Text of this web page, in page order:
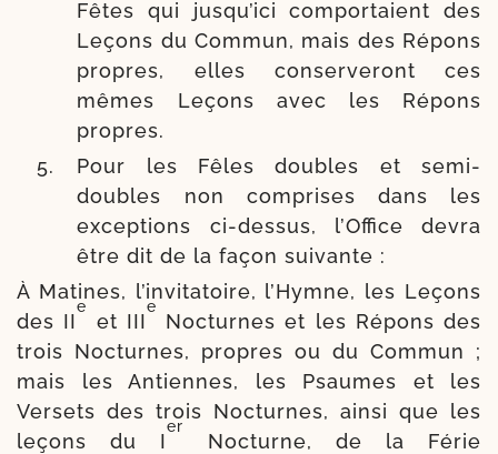
Fêtes qui jusqu’ici com­por­taient des
Leçons du Commun, mais des Répons
propres, elles conser­ve­ront ces
mêmes Leçons avec les Répons
propres.
Pour les Fêles doubles et semi-​
doubles non com­prises dans les
excep­tions ci-​dessus, l’Office devra
être dit de la façon suivante :
À Matines, l’invitatoire, l’Hymne, les Leçons
des II
e
et III
e
Nocturnes et les Répons des
trois Nocturnes, propres ou du Commun ;
mais les Antiennes, les Psaumes et les
Versets des trois Nocturnes, ain­si que les
leçons du I
er
Nocturne, de la Férie